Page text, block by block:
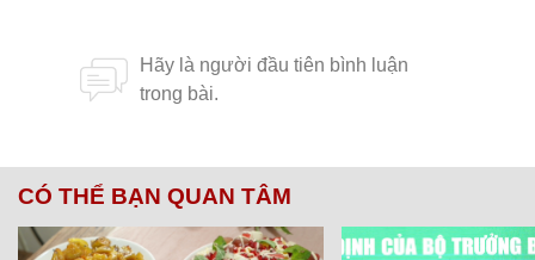
CÓ THỂ BẠN QUAN TÂM